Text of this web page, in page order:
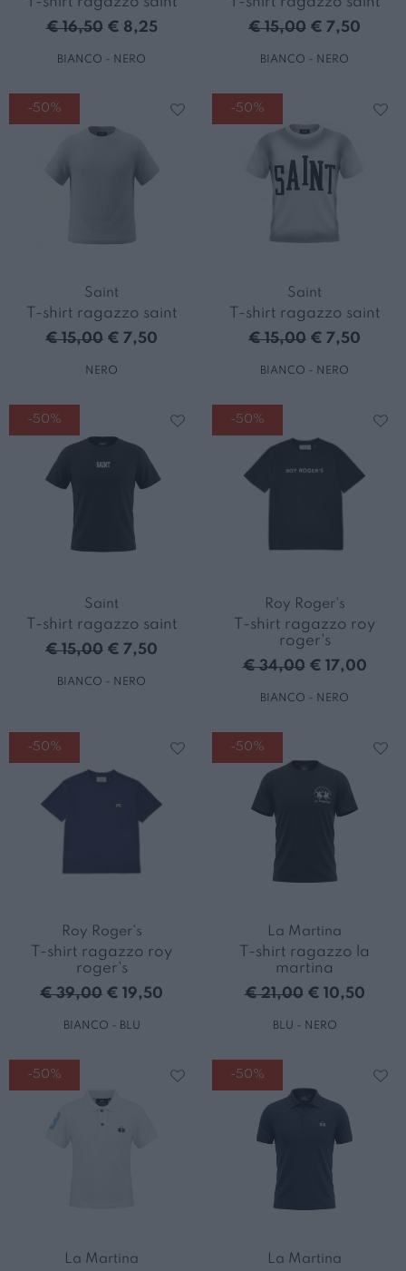
€ 16,50 € 8,25
BIANCO - NERO
€ 15,00 € 7,50
BIANCO - NERO
-50%
Saint
T-shirt ragazzo saint
€ 15,00 € 7,50
NERO
-50%
Saint
T-shirt ragazzo saint
€ 15,00 € 7,50
BIANCO - NERO
-50%
Saint
T-shirt ragazzo saint
€ 15,00 € 7,50
BIANCO - NERO
-50%
Roy Roger's
T-shirt ragazzo roy
roger's
€ 34,00 € 17,00
BIANCO - NERO
-50%
Roy Roger's
T-shirt ragazzo roy
roger's
€ 39,00 € 19,50
BIANCO - BLU
-50%
La Martina
T-shirt ragazzo la
martina
€ 21,00 € 10,50
BLU - NERO
-50%
La Martina
-50%
La Martina